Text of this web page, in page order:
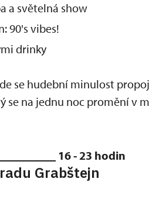
a světelná show
90's vibes!
drinky
se hudební minulost
se na jednu noc promění v
16 - 23 hodin
Grabštejn